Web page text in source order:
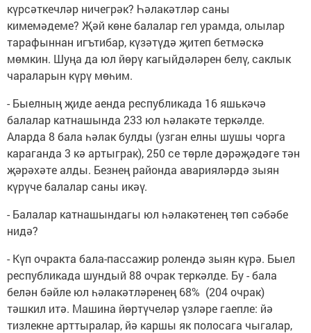
күрсәткечләр ничегрәк? Һәлакәтләр саны
кимемәдеме? Җәй көне балалар гел урамда, олылар
тарафыннан игътибар, күзәтүдә җитеп бетмәскә
мөмкин. Шуңа да юл йөрү кагыйдәләрен белү, саклык
чараларын күрү мөһим.
- Быелның җиде аенда республикада 16 яшькәчә
балалар катнашында 233 юл һәлакәте теркәлде.
Аларда 8 бала һәлак булды (узган елны шушы чорга
караганда 3 кә артыграк), 250 се төрле дәрәҗәдәге тән
җәрәхәте алды. Безнең районда аварияләрдә зыян
күрүче балалар саны икәү.
- Балалар катнашындагы юл һәлакәтенең төп сәбәбе
нидә?
- Күп очракта бала-пассажир ролендә зыян күрә. Быел
республикада шундый 88 очрак теркәлде. Бу - бала
белән бәйле юл һәлакәтләренең 68% (204 очрак)
тәшкил итә. Машина йөртүчеләр үзләре гаепле: йә
тизлекне арттыралар, йә каршы як полосага чыгалар,